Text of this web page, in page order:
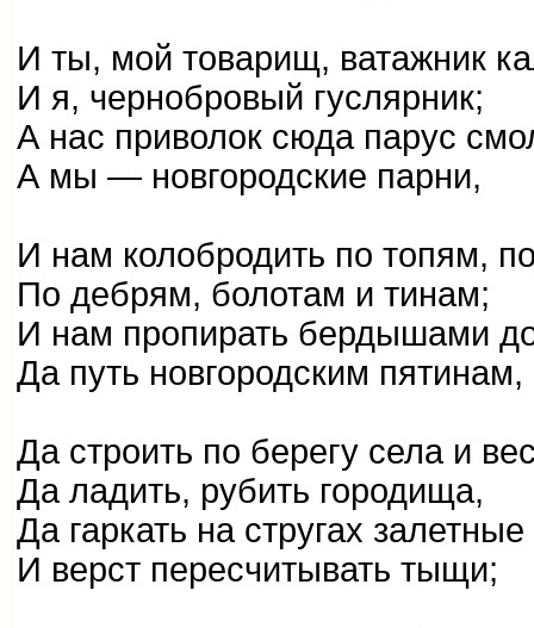
И ты, мой товарищ, ватажник
И я, чернобровый гуслярник;
А нас приволок сюда парус
А мы — новгородские парни,
И нам колобродить по топям,
По дебрям, болотам и тинам;
И нам пропирать бердышами
Да путь новгородским пятинам,
Да строить по берегу села и
Да ладить, рубить городища,
Да гаркать на стругах
И верст пересчитывать тыщи;